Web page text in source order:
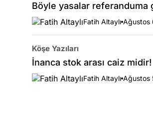
Böyle yasalar referanduma
Fatih Altaylı Ağustos
Köşe Yazıları
İnanca stok arası caiz midir!
Fatih Altaylı Ağustos